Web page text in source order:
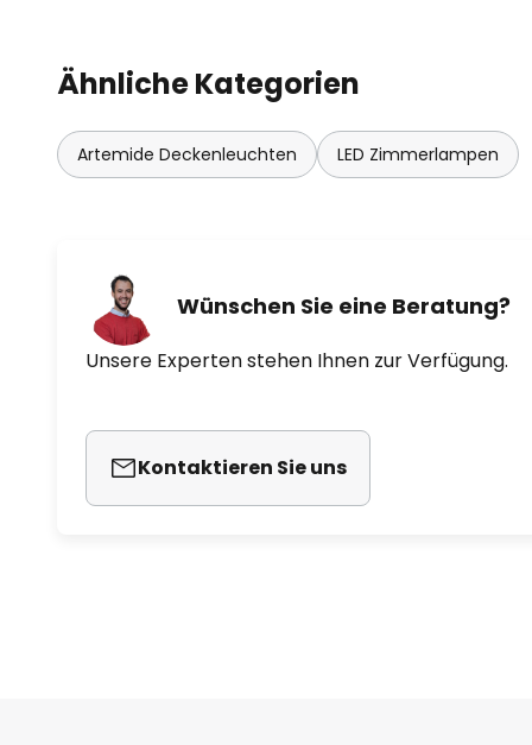
ausgezeichnet, u. A. mit dem
Ähnliche Kategorien
Artemide Deckenleuchten LED Zimmerlampen
Wünschen Sie eine Beratung?
Unsere Experten stehen Ihnen zur Verfügung.
Kontaktieren Sie uns